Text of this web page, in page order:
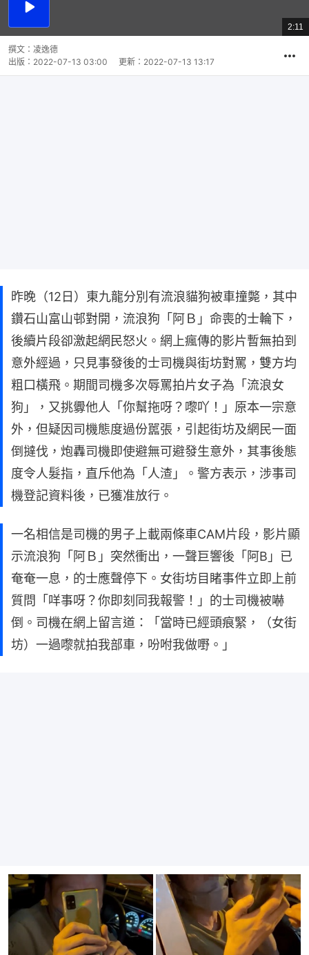
播
總
共
2:11
撰文： 凌逸德
出版： 2022-07-13 03:00 更新： 2022-07-13 13:17
昨晚（12日）東九龍分別有流浪貓狗被車撞斃，其中
鑽石山富山邨對開，流浪狗「阿Ｂ」命喪的士輪下，
後續片段卻激起網民怒火。網上瘋傳的影片暫無拍到
意外經過，只見事發後的士司機與街坊對罵，雙方均
粗口橫飛。期間司機多次辱罵拍片女子為「流浪女
狗」，又挑釁他人「你幫拖呀？嚟吖！」原本一宗意
外，但疑因司機態度過份嚚張，引起街坊及網民一面
倒撻伐，炮轟司機即使避無可避發生意外，其事後態
度令人髮指，直斥他為「人渣」。警方表示，涉事司
機登記資料後，已獲准放行。
一名相信是司機的男子上載兩條車CAM片段，影片顯
示流浪狗「阿Ｂ」突然衝出，一聲巨響後「阿B」已
奄奄一息，的士應聲停下。女街坊目睹事件立即上前
質問「咩事呀？你即刻同我報警！」的士司機被嚇
倒。司機在網上留言道：「當時已經頭痕緊，（女街
坊）一過嚟就拍我部車，吩咐我做嘢。」